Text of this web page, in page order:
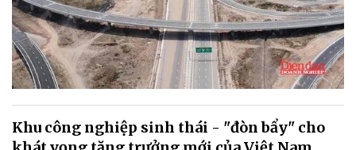
Khu công nghiệp sinh thái - "đòn bẩy" cho